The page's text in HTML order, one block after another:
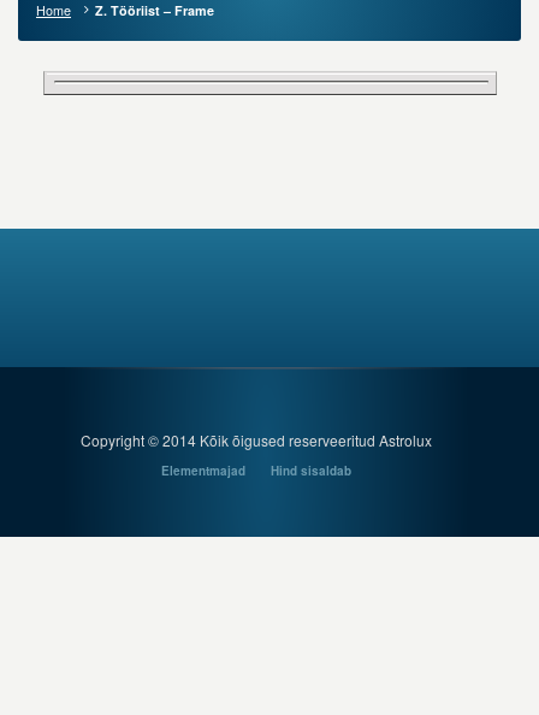
Home Z. Tööriist – Frame
Copyright © 2014 Kõik õigused reserveeritud Astrolux
Elementmajad Hind sisaldab